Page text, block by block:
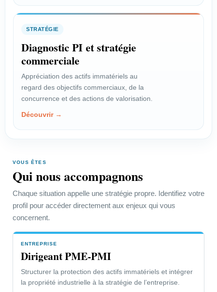
PROFIL
Inventeur salarié
Faire reconnaître vos droits et
équitable.
PROFIL
Créateur-Inventeur
Choisir la bonne protection et
organiser les actions utiles.
Dirigeant PME-PMI
STRATÉGIE
Diagnostic PI et stratégie
commerciale
Appréciation des actifs immatériels au
regard des objectifs commerciaux, de la
concurrence et des actions de valorisation.
Découvrir →
VOUS ÊTES
Qui nous accompagnons
Chaque situation appelle une stratégie propre. Identifiez votre
profil pour accéder directement aux enjeux qui vous
concernent.
ENTREPRISE
Dirigeant PME-PMI
Structurer la protection des actifs immatériels et intégrer
la propriété industrielle à la stratégie de l’entreprise.